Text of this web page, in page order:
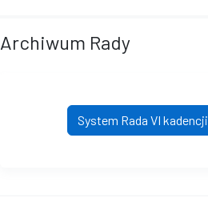
Archiwum Rady
System Rada VI kadencji